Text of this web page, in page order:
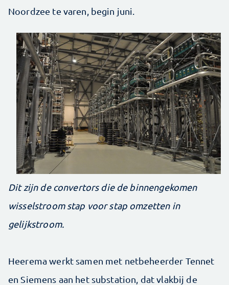
Noordzee te varen, begin juni.
Dit zijn de convertors die de binnengekomen
wisselstroom stap voor stap omzetten in
gelijkstroom.
Heerema werkt samen met netbeheerder Tennet
en Siemens aan het substation, dat vlakbij de